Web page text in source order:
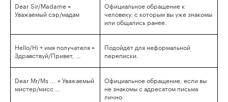
Dear Sir/Madame =
Уважаемый сэр/мадам
Официальное обращение к
человеку, с которым вы уже знакомы
или общались ранее.
Hello/Hi + имя получателя =
Здравствуй/Привет, …
Подойдёт для неформальной
переписки.
Dear Mr/Ms ... = Уважаемый
мистер/мисс …
Официальное обращение, если вы
не знакомы с адресатом письма
лично.